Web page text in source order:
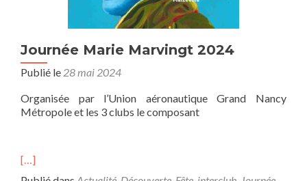
u
n
a
Journée Marie Marvingt 2024
Publié le 28 mai 2024
Organisée par l’Union aéronautique Grand Nancy
Métropole et les 3 clubs le composant
[…]